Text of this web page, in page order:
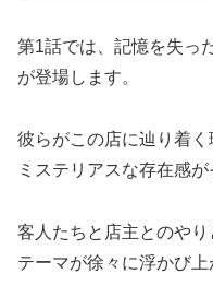
第1話では、記憶を失っ
が登場します。
彼らがこの店に辿り着
ミステリアスな存在感
客人たちと店主とのや
テーマが徐々に浮かび上